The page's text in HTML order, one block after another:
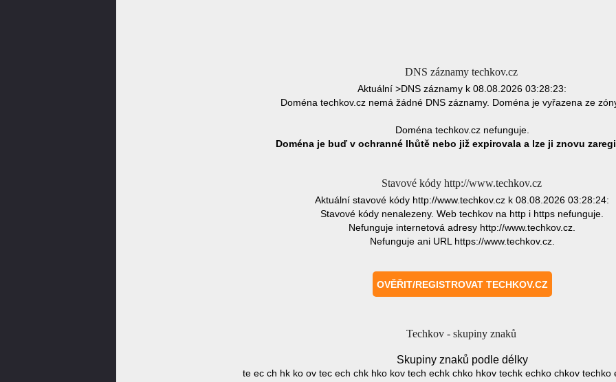
DNS záznamy techkov.cz
Aktuální >DNS záznamy k 08.08.2026 03:28:23:
Doména techkov.cz nemá žádné DNS záznamy. Doména je vyřazena ze
Doména techkov.cz nefunguje.
Doména je buď v ochranné lhůtě nebo již expirovala a lze ji znovu
Stavové kódy http://www.techkov.cz
Aktuální stavové kódy http://www.techkov.cz k 08.08.2026 03:28:24:
Stavové kódy nenalezeny. Web techkov na http i https nefunguje.
Nefunguje internetová adresy http://www.techkov.cz.
Nefunguje ani URL https://www.techkov.cz.
Techkov - skupiny znaků
Skupiny znaků podle délky
te ec ch hk ko ov tec ech chk hko kov tech echk chko hkov techk echko chkov techko